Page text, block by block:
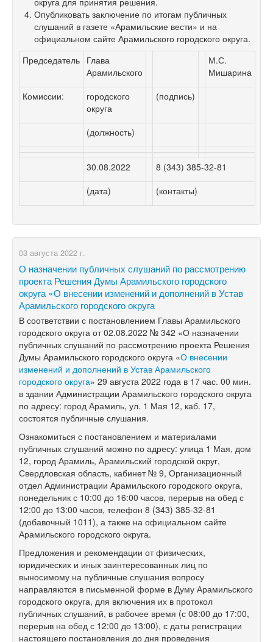
Опубликовать заключение по итогам публичных
слушаний в газете «Арамильские вести» и на
официальном сайте Арамильского городского округа.
Председатель Глава
Арамильского
М.С.
Мишарина
Комиссии:
городского
округа
(подпись)
(должность)
30.08.2022
8 (343) 385-32-81
(дата)
(контакты)
03 августа 2022 г.
О назначении публичных слушаний по рассмотрению
проекта Решения Думы Арамильского городского
округа «О внесении изменений и дополнений в Устав
Арамильского городского округа
В соответствии с постановлением Главы Арамильского
городского округа от 02.08.2022 № 342 «О назначении
публичных слушаний по рассмотрению проекта Решения
Думы Арамильского городского округа «О внесении
изменений и дополнений в Устав Арамильского
городского округа» 29 августа 2022 года в 17 час. 00 мин.
в здании Администрации Арамильского городского округа
по адресу: город Арамиль, ул. 1 Мая 12, каб. 17,
состоятся публичные слушания.
Ознакомиться с постановлением и материалами
публичных слушаний можно по адресу: улица 1 Мая, дом
12, город Арамиль, Арамильский городской округ,
Свердловская область, кабинет № 9, Организационный
отдел Администрации Арамильского городского округа,
понедельник с 10:00 до 16:00 часов, перерыв на обед с
12:00 до 13:00 часов, телефон 8 (343) 385-32-81
(добавочный 1011), а также на официальном сайте
Арамильского городского округа.
Предложения и рекомендации от физических,
юридических и иных заинтересованных лиц по
выносимому на публичные слушания вопросу
направляются в письменной форме в Думу Арамильского
городского округа, для включения их в протокол
публичных слушаний, в рабочее время (с 08:00 до 17:00,
перерыв на обед с 12:00 до 13:00), с даты регистрации
настоящего постановления до дня проведения